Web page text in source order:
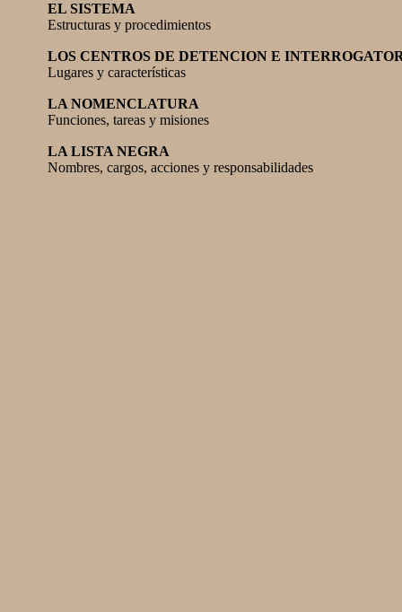
EL SISTEMA
Estructuras y procedimientos
LOS CENTROS DE DETENCION E
Lugares y características
LA NOMENCLATURA
Funciones, tareas y misiones
LA LISTA NEGRA
Nombres, cargos, acciones y responsabilidades